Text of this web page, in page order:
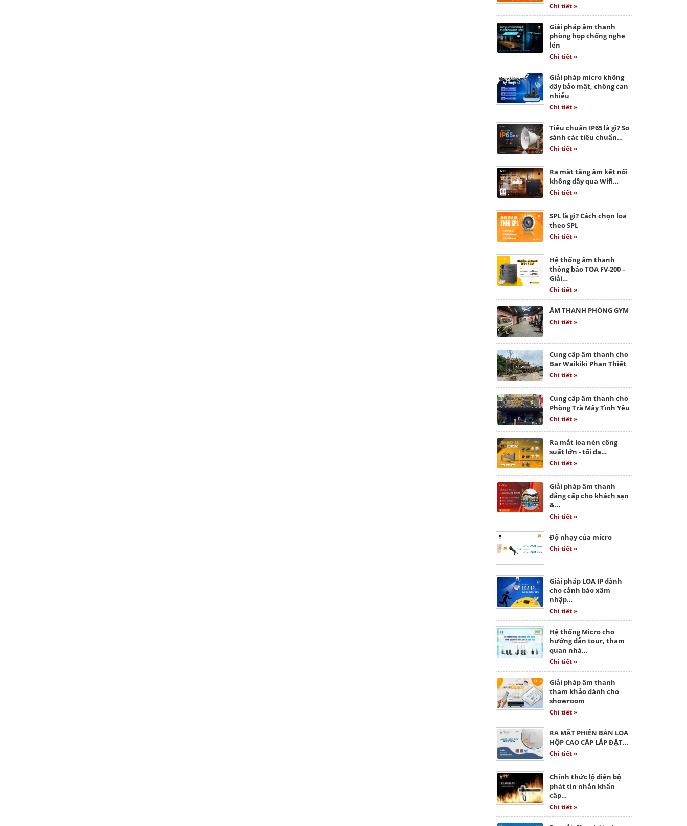
Chi tiết »
Giải pháp âm thanh
phòng họp chống nghe
lén
Chi tiết »
Giải pháp micro không
dây bảo mật, chống can
nhiễu
Chi tiết »
Tiêu chuẩn IP65 là gì? So
sánh các tiêu chuẩn…
Chi tiết »
Ra mắt tăng âm kết nối
không dây qua Wifi…
Chi tiết »
SPL là gì? Cách chọn loa
theo SPL
Chi tiết »
Hệ thống âm thanh
thông báo TOA FV-200 –
Giải…
Chi tiết »
ÂM THANH PHÒNG GYM
Chi tiết »
Cung cấp âm thanh cho
Bar Waikiki Phan Thiết
Chi tiết »
Cung cấp âm thanh cho
Phòng Trà Mây Tình Yêu
Chi tiết »
Ra mắt loa nén công
suất lớn - tối đa…
Chi tiết »
Giải pháp âm thanh
đẳng cấp cho khách sạn
&…
Chi tiết »
Độ nhạy của micro
Chi tiết »
Giải pháp LOA IP dành
cho cảnh báo xâm
nhập…
Chi tiết »
Hệ thống Micro cho
hướng dẫn tour, tham
quan nhà…
Chi tiết »
Giải pháp âm thanh
tham khảo dành cho
showroom
Chi tiết »
RA MẮT PHIÊN BẢN LOA
HỘP CAO CẤP LẮP ĐẶT…
Chi tiết »
Chính thức lộ diện bộ
phát tin nhắn khẩn
cấp…
Chi tiết »